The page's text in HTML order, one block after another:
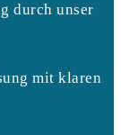
durch unser
mit klaren